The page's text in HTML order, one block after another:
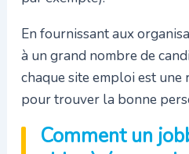
En fournissant aux
à un grand nombre de
chaque site emploi est une
pour trouver la bonne
Comment un